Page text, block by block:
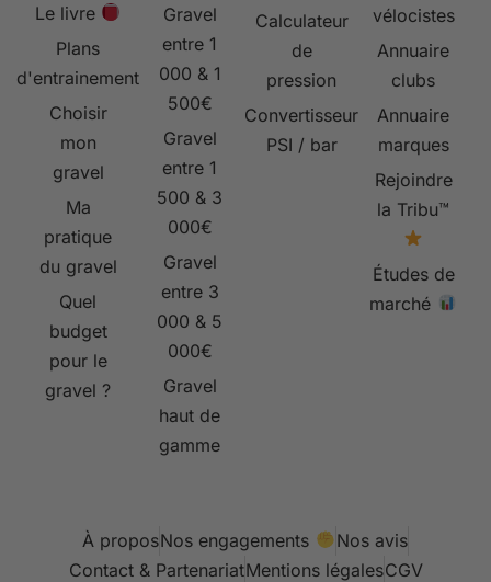
Le livre
Plans
d'entrainement
Choisir
mon
gravel
Ma
pratique
du gravel
Quel
budget
pour le
gravel ?
Gravel
entre 1
000 & 1
500€
Gravel
entre 1
500 & 3
000€
Gravel
entre 3
000 & 5
000€
Gravel
haut de
gamme
Calculateur
de
pression
Convertisseur
PSI / bar
vélocistes
Annuaire
clubs
Annuaire
marques
Rejoindre
la Tribu™
Études de
marché
À proposNos engagements
Nos avis
Contact & PartenariatMentions légalesCGV